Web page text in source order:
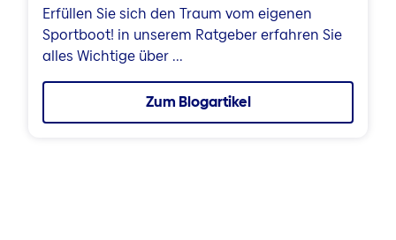
Erfüllen Sie sich den Traum vom eigenen
Sportboot! in unserem Ratgeber erfahren Sie
alles Wichtige über ...
Zum Blogartikel